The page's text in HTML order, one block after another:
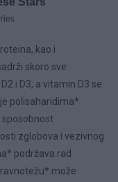
kao i
skoro sve
i D3, a vitamin D3 se
polisaharidima*
sposobnost
zglobova i vezivnog
podržava rad
može